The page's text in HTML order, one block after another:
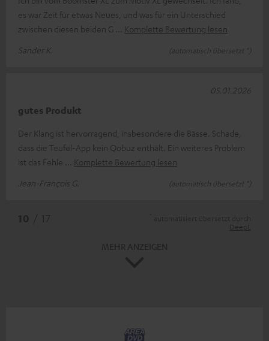
es war Zeit für etwas Neues, und was für ein Unterschied
zwischen diesen beiden G
Komplette Bewertung lesen
Sander K.
(automatisch übersetzt *)
gutes Produkt
Der Klang ist hervorragend, insbesondere die Bässe. Schade,
dass die Teufel-App kein Qobuz enthält. Ein weiteres Problem
ist das Fehle
Komplette Bewertung lesen
Jean-François G.
(automatisch übersetzt *)
05.01.2026